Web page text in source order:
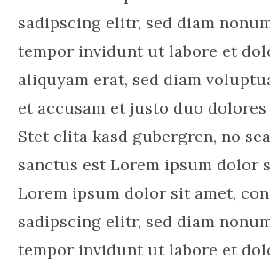
sadipscing elitr, sed diam
tempor invidunt ut labore et
aliquyam erat, sed diam
et accusam et justo duo dolores
Stet clita kasd gubergren, no
sanctus est Lorem ipsum dolor
Lorem ipsum dolor sit amet,
sadipscing elitr, sed diam
tempor invidunt ut labore et